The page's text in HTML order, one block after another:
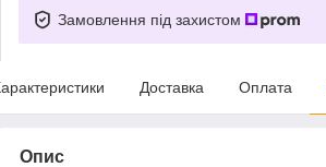
Замовлення під захистом
Доставка Оплата
Опис